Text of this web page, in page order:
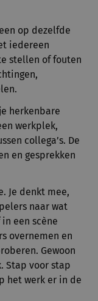
op dezelfde
iedereen
stellen of fouten
herkenbare
werkplek,
collega’s. De
en gesprekken
Je denkt mee,
naar wat
een scène
overnemen en
Gewoon
Stap voor stap
het werk er in de